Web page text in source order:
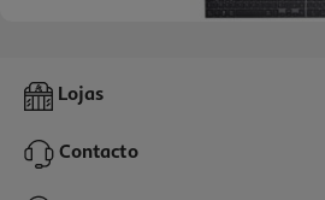
Teclado Sem Fios Qilive Q.3493 Preto
34,99 €
Lojas
Contacto